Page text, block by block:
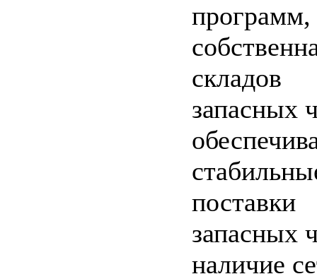
программ,
складов
запасных
поставки
запасных
наличие